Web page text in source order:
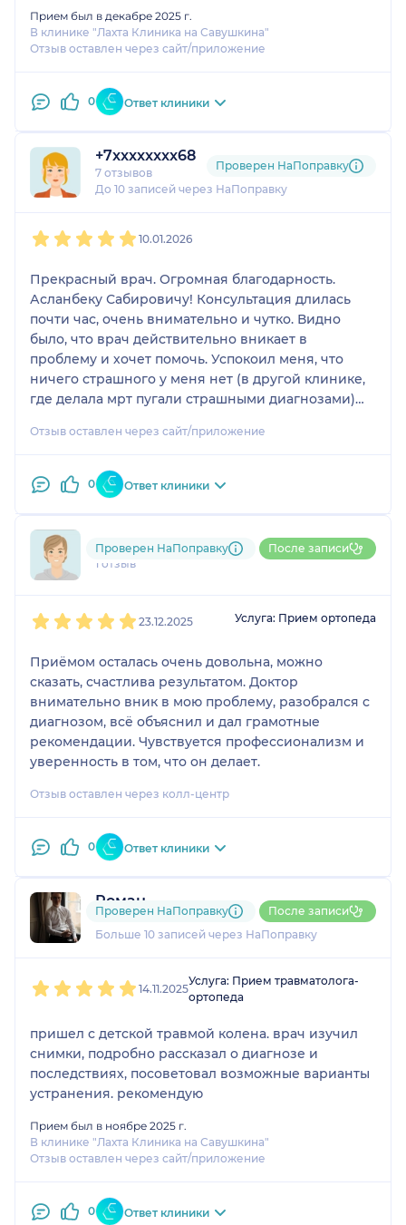
приветливые, всё организовано
хорошо. Было бы вообще
замечательно, если бы открылись
проблемам с суставами.
Прием был в декабре 2025 г.
В клинике "Лахта Клиника на Савушкина"
Отзыв оставлен через сайт/приложение
0 Ответ клиники
+7xxxxxxxx68
7 отзывов
До 10 записей через НаПоправку
Проверен НаПоправку
10.01.2026
Прекрасный врач. Огромная благодарность.
Асланбеку Сабировичу! Консультация длилась
почти час, очень внимательно и чутко. Видно
было, что врач действительно вникает в
проблему и хочет помочь. Успокоил меня, что
ничего страшного у меня нет (в другой клинике,
где делала мрт пугали страшными диагнозами)
грамотное недорогое лечение, которое помогает.
которое входило в стоимость консультации. Дал
много советов. Давно не встречала таких
Отзыв оставлен через сайт/приложение
0 Ответ клиники
791....@....ru
1 отзыв
Проверен НаПоправку После записи
23.12.2025 Услуга: Прием ортопеда
Приёмом осталась очень довольна, можно
сказать, счастлива результатом. Доктор
внимательно вник в мою проблему, разобрался с
диагнозом, всё объяснил и дал грамотные
рекомендации. Чувствуется профессионализм и
уверенность в том, что он делает.
Отзыв оставлен через колл-центр
0 Ответ клиники
Роман
1 отзыви2 оценки
Больше 10 записей через НаПоправку
Проверен НаПоправку После записи
14.11.2025
Услуга: Прием травматолога-
ортопеда
пришел с детской травмой колена. врач изучил
снимки, подробно рассказал о диагнозе и
последствиях, посоветовал возможные варианты
устранения. рекомендую
Прием был в ноябре 2025 г.
В клинике "Лахта Клиника на Савушкина"
Отзыв оставлен через сайт/приложение
0 Ответ клиники